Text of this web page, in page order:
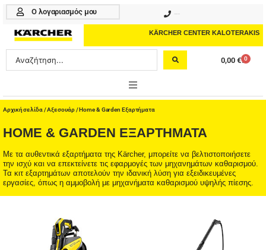
Μετάβαση
περιεχόμενο
Ο λογαριασμός μου
KÄRCHER CENTER KALOTERAKIS
Search
...
0,00 € 0
Cart
ONLINE SHOP
HOME & GARDEN
PROFESSIONAL
ΑΞΕΣΟΥΑΡ
ΥΠΗΡΕΣΙΕΣ-ΝΕΑ-ΛΥΣΕΙΣ
Αρχική σελίδα /Αξεσουάρ/ Home & Garden Εξαρτήματα
HOME & GARDEN ΕΞΑΡΤΉΜΑΤΑ
Με τα αυθεντικά εξαρτήματα της Kärcher, μπορείτε να βελτιστοποιήσετε
την ισχύ και να επεκτείνετε τις εφαρμογές των μηχανημάτων καθαρισμού.
Τα κιτ εξαρτημάτων αποτελούν την ιδανική λύση για εξειδικευμένες
εργασίες, όπως η αμμοβολή με μηχανήματα καθαρισμού υψηλής πίεσης.